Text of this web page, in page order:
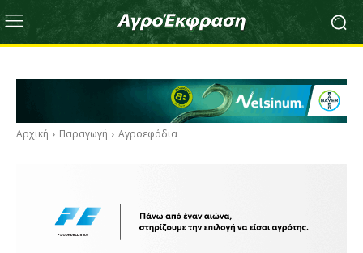
Αρχική Παραγωγή Αγροεφόδια